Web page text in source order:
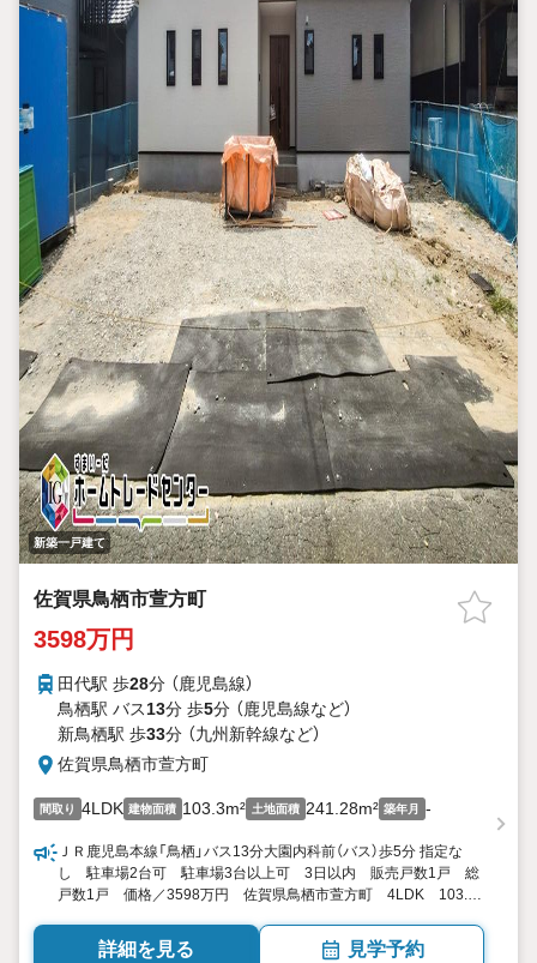
新築一戸建て
佐賀県鳥栖市萱方町
3598万円
田代駅 歩28分 （鹿児島線）
鳥栖駅 バス13分 歩5分 （鹿児島線など）
新鳥栖駅 歩33分 （九州新幹線など）
佐賀県鳥栖市萱方町
間取り 4LDK 建物面積 103.3m² 土地面積 241.28m² 築年月 -
ＪＲ鹿児島本線「鳥栖」バス13分大園内科前（バス）歩5分 指定な
し 駐車場2台可 駐車場3台以上可 3日以内 販売戸数1戸 総
戸数1戸 価格／3598万円 佐賀県鳥栖市萱方町 4LDK 103.3
詳細を見る 見学予約